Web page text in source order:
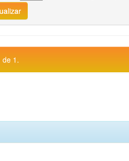
de 1.